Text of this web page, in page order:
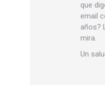
que
email
años?
mira.
Un